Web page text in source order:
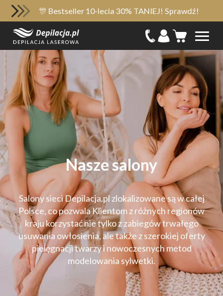
🎊 Bestseller 10-lecia 30% TANIEJ! Sprawdź!
Nasze salony
Salony sieci Depilacja.pl zlokalizowane są w całej
Polsce, co pozwala Klientom z różnych regionów
kraju korzystać nie tylko z zabiegów trwałego
usuwania owłosienia, ale także z szerokiej oferty
pielęgnacji twarzy i nowoczesnych metod
modelowania sylwetki.